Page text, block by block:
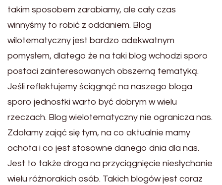
takim sposobem zarabiamy, ale cały czas
winnyśmy to robić z oddaniem. Blog
wilotematyczny jest bardzo adekwatnym
pomysłem, dlatego że na taki blog wchodzi sporo
postaci zainteresowanych obszerną tematyką.
Jeśli reflektujemy ściągnąć na naszego bloga
sporo jednostki warto być dobrym w wielu
rzeczach. Blog wielotematyczny nie ogranicza nas.
Zdołamy zająć się tym, na co aktualnie mamy
ochota i co jest stosowne danego dnia dla nas.
Jest to także droga na przyciągnięcie niesłychanie
wielu różnorakich osób. Takich blogów jest coraz